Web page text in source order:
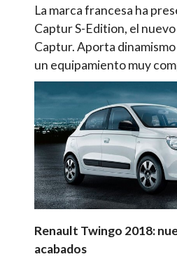
La marca francesa ha
Captur S-Edition, el
Captur. Aporta
un equipamiento muy
Renault Twingo 2018:
acabados